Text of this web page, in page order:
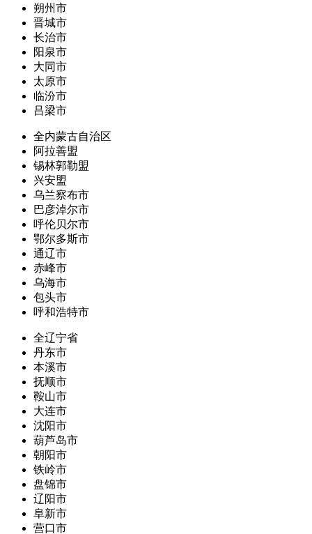
朔州市
晋城市
长治市
阳泉市
大同市
太原市
临汾市
吕梁市
全内蒙古自治区
阿拉善盟
锡林郭勒盟
兴安盟
乌兰察布市
巴彦淖尔市
呼伦贝尔市
鄂尔多斯市
通辽市
赤峰市
乌海市
包头市
呼和浩特市
全辽宁省
丹东市
本溪市
抚顺市
鞍山市
大连市
沈阳市
葫芦岛市
朝阳市
铁岭市
盘锦市
辽阳市
阜新市
营口市